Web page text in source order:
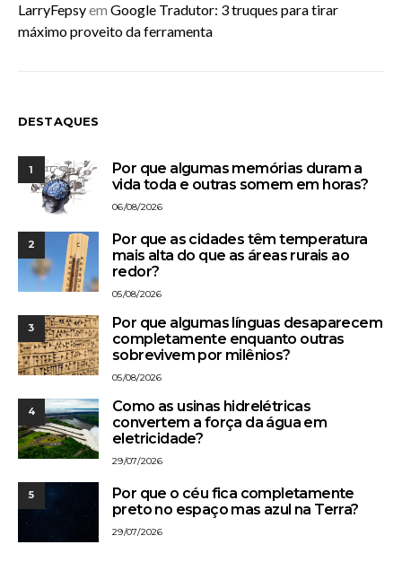
LarryFepsyem Google Tradutor: 3 truques para tirar
máximo proveito da ferramenta
DESTAQUES
1
Por que algumas memórias duram a
vida toda e outras somem em horas?
06/08/2026
2
Por que as cidades têm temperatura
mais alta do que as áreas rurais ao
redor?
05/08/2026
3
Por que algumas línguas desaparecem
completamente enquanto outras
sobrevivem por milênios?
05/08/2026
4
Como as usinas hidrelétricas
convertem a força da água em
eletricidade?
29/07/2026
5
Por que o céu fica completamente
preto no espaço mas azul na Terra?
29/07/2026